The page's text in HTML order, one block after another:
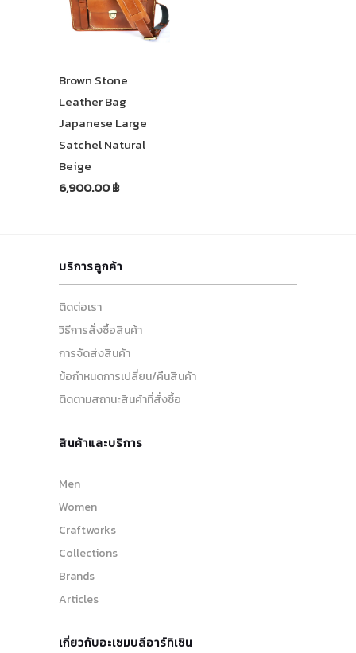
Brown Stone
Leather Bag
Japanese Large
Satchel Natural
Beige
6,900.00 ฿
บริการลูกค้า
ติดต่อเรา
วิธีการสั่งซื้อสินค้า
การจัดส่งสินค้า
ข้อกำหนดการเปลี่ยน/คืนสินค้า
ติดตามสถานะสินค้าที่สั่งซื้อ
สินค้าและบริการ
Men
Women
Craftworks
Collections
Brands
Articles
เกี่ยวกับอะเซมบลีอาร์ทิเซิน